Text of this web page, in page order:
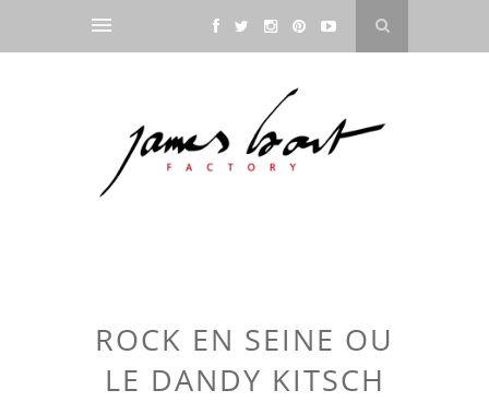
ROCK EN SEINE OU
LE DANDY KITSCH